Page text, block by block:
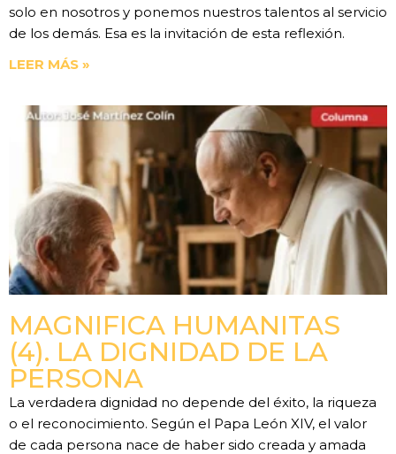
solo en nosotros y ponemos nuestros talentos al servicio
de los demás. Esa es la invitación de esta reflexión.
LEER MÁS »
MAGNIFICA HUMANITAS
(4). LA DIGNIDAD DE LA
PERSONA
La verdadera dignidad no depende del éxito, la riqueza
o el reconocimiento. Según el Papa León XIV, el valor
de cada persona nace de haber sido creada y amada